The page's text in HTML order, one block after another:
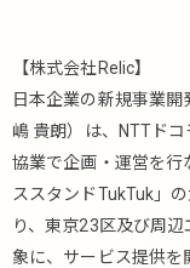
【株式会社Relic】
日本企業の新規事業
嶋 貴朗）は、NTTド
協業で企画・運営を行
ススタンドTukTuk」
り、東京23区及び周
象に、サービス提供を